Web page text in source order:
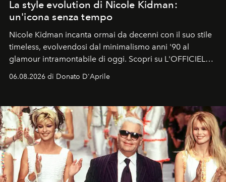
La style evolution di Nicole Kidman:
un'icona senza tempo
Nicole Kidman incanta ormai da decenni con il suo stile
timeless, evolvendosi dal minimalismo anni '90 al
glamour intramontabile di oggi. Scopri su L'OFFICIEL
Italia la sua style evolution.
06.08.2026 di Donato D'Aprile